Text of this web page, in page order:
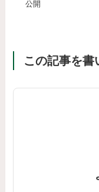
公開
この記事を書